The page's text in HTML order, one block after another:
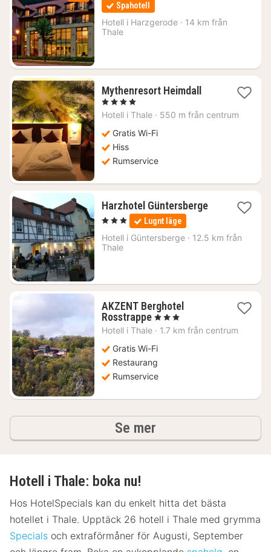
1262
Spahotell
Hotell i Harzgerode · 14 km från
Thale
Mythenresort Heimdall 1
från
, 4 Stjärnor
Hotell i Thale · 550 m från centrum
Gratis Wi-Fi
Hiss
Rumservice
Harzhotel Güntersberge1
990
, 3 Stjärnor Lugnt läge
Hotell i Güntersberge · 12.5 km från
Thale
AKZENT Berghotel
Rosstrappe1
natt
1499
kr.
, 3 Stjärnor
Hotell i Thale · 1.7 km från centrum
Gratis Wi-Fi
Restaurang
Rumservice
Se mer
Hotell i Thale: boka nu!
Hos HotelSpecials kan du enkelt hitta det bästa
hotellet i Thale. Upptäck 26 hotell i Thale med grymma
Specials och extraförmåner för Augusti, September